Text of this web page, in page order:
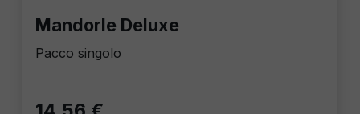
Mandorle Deluxe
Pacco singolo